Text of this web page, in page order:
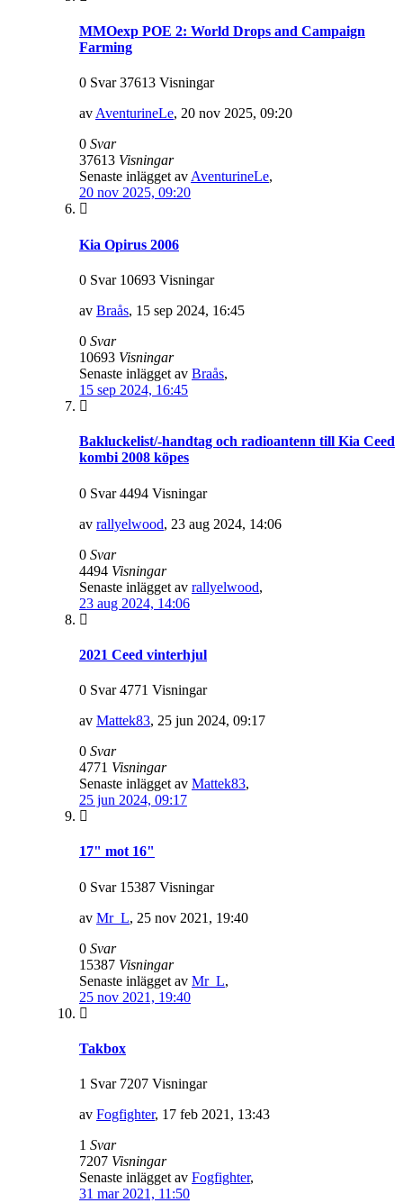
MMOexp POE 2: World Drops and Campaign
Farming
0 Svar 37613 Visningar
avAventurineLe, 20 nov 2025, 09:20
0 Svar
37613 Visningar
Senaste inlägget avAventurineLe,
20 nov 2025, 09:20
Kia Opirus 2006
0 Svar 10693 Visningar
av Braås, 15 sep 2024, 16:45
0 Svar
10693 Visningar
Senaste inlägget av Braås,
15 sep 2024, 16:45
Bakluckelist/-handtag och radioantenn till Kia Ceed
kombi 2008 köpes
0 Svar 4494 Visningar
av rallyelwood, 23 aug 2024, 14:06
0 Svar
4494 Visningar
Senaste inlägget av rallyelwood,
23 aug 2024, 14:06
2021 Ceed vinterhjul
0 Svar 4771 Visningar
av Mattek83, 25 jun 2024, 09:17
0 Svar
4771 Visningar
Senaste inlägget av Mattek83,
25 jun 2024, 09:17
17" mot 16"
0 Svar 15387 Visningar
av Mr_L, 25 nov 2021, 19:40
0 Svar
15387 Visningar
Senaste inlägget av Mr_L,
25 nov 2021, 19:40
Takbox
1 Svar 7207 Visningar
av Fogfighter, 17 feb 2021, 13:43
1 Svar
7207 Visningar
Senaste inlägget av Fogfighter,
31 mar 2021, 11:50